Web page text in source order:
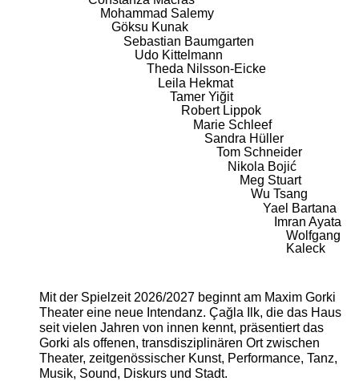
Mohammad Salemy
Göksu Kunak
Sebastian Baumgarten
Udo Kittelmann
Theda Nilsson-Eicke
Leila Hekmat
Tamer Yiğit
Robert Lippok
Marie Schleef
Sandra Hüller
Tom Schneider
Nikola Bojić
Meg Stuart
Wu Tsang
Yael Bartana
Imran Ayata
Wolfgang
Kaleck
Mit der Spielzeit 2026/2027 beginnt am Maxim Gorki
Theater eine neue Intendanz. Çağla Ilk, die das Haus
seit vielen Jahren von innen kennt, präsentiert das
Gorki als offenen, transdisziplinären Ort zwischen
Theater, zeitgenössischer Kunst, Performance, Tanz,
Musik, Sound, Diskurs und Stadt.